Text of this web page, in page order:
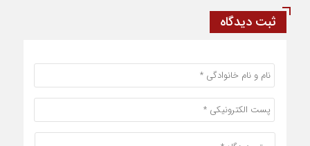
ثبت دیدگاه